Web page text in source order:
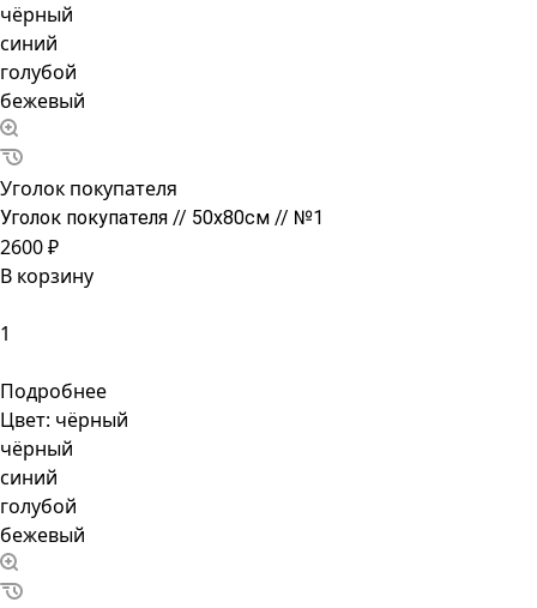
чёрный
синий
голубой
бежевый
Уголок покупателя
Уголок покупателя // 50х80см // №1
2600 ₽
В корзину
Подробнее
Цвет: чёрный
чёрный
синий
голубой
бежевый